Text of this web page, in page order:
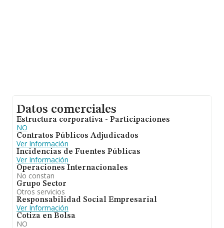
Datos comerciales
Estructura corporativa - Participaciones
NO
Contratos Públicos Adjudicados
Ver Información
Incidencias de Fuentes Públicas
Ver Información
Operaciones Internacionales
No constan
Grupo Sector
Otros servicios
Responsabilidad Social Empresarial
Ver Información
Cotiza en Bolsa
NO